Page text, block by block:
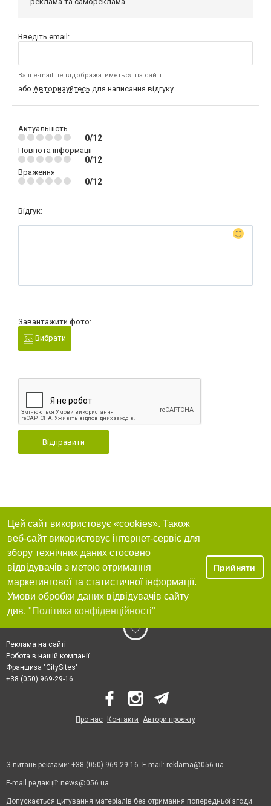
Введіть email:
Ваш e-mail не відображатиметься на сайті
або Авторизуйтесь для написання відгуку
Актуальність
0/12
Повнота інформації
0/12
Враження
0/12
Відгук:
Завантажити фото:
Вибрати
Відправити
Цей сайт використовує «cookies». Також
веб-сайт використовує інтернет-сервіс для
збору технічних даних стосовно
відвідувачів з метою отримання
маркетингової та статистичної інформації.
Умови обробки даних відвідувачів сайту
див. "Політика конфіденційності"
Прийняти
Реклама на сайті
Робота в нашій компанії
Франшиза "CitySites"
+38 (050) 969-29-16
Про нас Контакти Автори проєкту
З питань реклами: +38 (050) 969-29-16. E-mail: reklama@056.ua
E-mail редакції: news@056.ua
Допускається цитування матеріалів без отримання попередньої згоди